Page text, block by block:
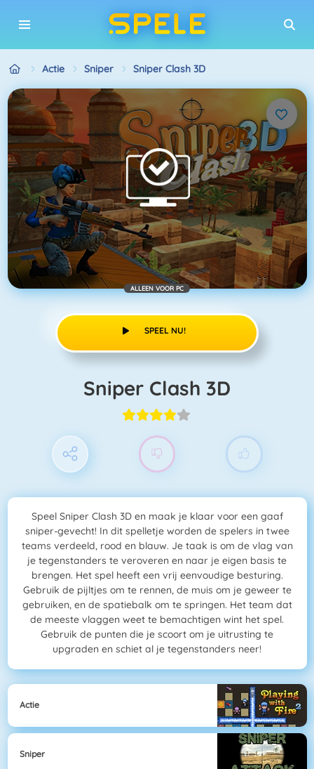
Actie Sniper Sniper Clash 3D
ALLEEN VOOR PC
SPEEL NU!
Sniper Clash 3D
Speel Sniper Clash 3D en maak je klaar voor een gaaf
sniper-gevecht! In dit spelletje worden de spelers in twee
teams verdeeld, rood en blauw. Je taak is om de vlag van
je tegenstanders te veroveren en naar je eigen basis te
brengen. Het spel heeft een vrij eenvoudige besturing.
Gebruik de pijltjes om te rennen, de muis om je geweer te
gebruiken, en de spatiebalk om te springen. Het team dat
de meeste vlaggen weet te bemachtigen wint het spel.
Gebruik de punten die je scoort om je uitrusting te
upgraden en schiet al je tegenstanders neer!
Actie
Sniper